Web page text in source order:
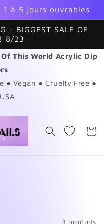
à 5 jours ouvrables
- BIGGEST SALE OF
8/23
This World Acrylic Dip
● Vegan ● Cruelty Free ●
Panier
3 produits